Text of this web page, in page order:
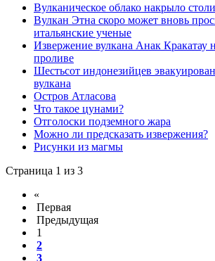
Вулканическое облако накрыло
Вулкан Этна скоро может вновь
итальянские ученые
Извержение вулкана Анак Кракатау
проливе
Шестьсот индонезийцев
вулкана
Остров Атласова
Что такое цунами?
Отголоски подземного жара
Можно ли предсказать извержения?
Рисунки из магмы
Страница 1 из 3
«
Первая
Предыдущая
1
2
3